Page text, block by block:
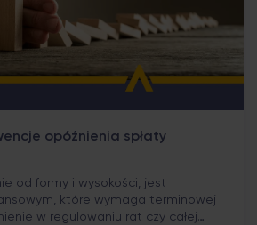
opóźnienia spłaty
od formy i wysokości, jest
które wymaga terminowej
w regulowaniu rat czy całej